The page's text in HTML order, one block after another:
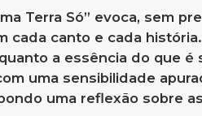
Terra Só” evoca, sem
cada canto e cada
a essência do que
uma sensibilidade
uma reflexão sobre